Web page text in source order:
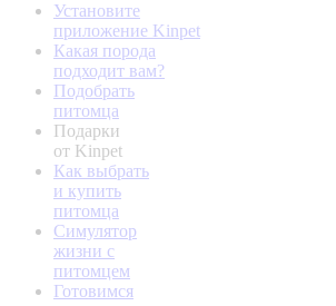
Установите
приложение Kinpet
Какая порода
подходит вам?
Подобрать
питомца
Подарки
от Kinpet
Как выбрать
и купить
питомца
Симулятор
жизни с
питомцем
Готовимся